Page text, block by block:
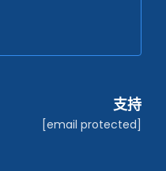
支持
[email protected]